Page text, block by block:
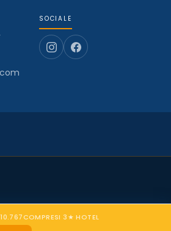
COMPRESI 3★ HOTEL
SOCIALE
Minorista
Termini e condizioni